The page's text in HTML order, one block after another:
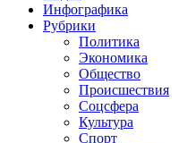
Инфографика
Рубрики
Политика
Экономика
Общество
Происшествия
Соцсфера
Культура
Спорт